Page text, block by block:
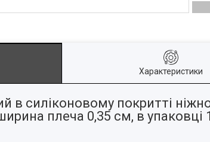
Характеристики
в силіконовому покритті
плеча 0,35 см, в упаковці